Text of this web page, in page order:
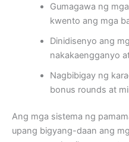
Gumagawa ng
kwento ang mga
Dinidisenyo ang
nakakaengganyo
Nagbibigay ng
bonus rounds at
Ang mga sistema ng
upang bigyang-daan ang